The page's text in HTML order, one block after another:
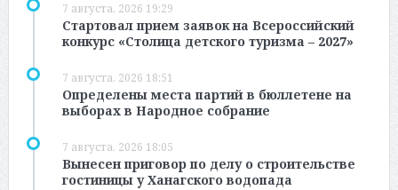
7 августа, 2026 19:29
Стартовал прием заявок на Всероссийский
конкурс «Столица детского туризма – 2027»
7 августа, 2026 18:51
Определены места партий в бюллетене на
выборах в Народное собрание
7 августа, 2026 18:05
Вынесен приговор по делу о строительстве
гостиницы у Ханагского водопада